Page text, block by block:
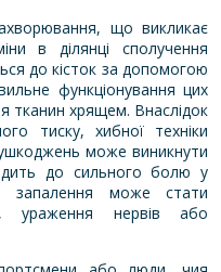
що викликає
в ділянці сполучення
до кісток за допомогою
функціонування цих
тканин хрящем. Внаслідок
тиску, хибної техніки
може виникнути
до сильного болю у
запалення може стати
ураження нервів або